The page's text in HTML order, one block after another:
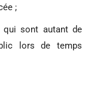
;
qui sont autant de
lors de temps